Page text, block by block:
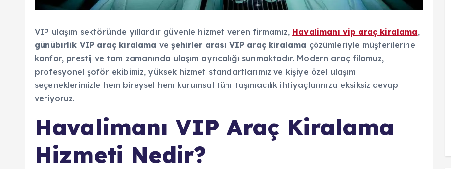
VIP ulaşım sektöründe yıllardır güvenle hizmet veren firmamız, Havalimanı vip araç kiralama,
günübirlik VIP araç kiralama veşehirler arası VIP araçkiralama çözümleriyle müşterilerine
konfor, prestij ve tam zamanında ulaşım ayrıcalığı sunmaktadır. Modern araç filomuz,
profesyonel şoför ekibimiz, yüksek hizmet standartlarımız ve kişiye özel ulaşım
seçeneklerimizle hem bireysel hem kurumsal tüm taşımacılık ihtiyaçlarınıza eksiksiz cevap
veriyoruz.
Havalimanı VIP Araç Kiralama
Hizmeti Nedir?